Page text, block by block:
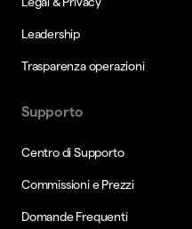
Leadership
Trasparenza operazioni
Supporto
Centro di Supporto
Commissioni e Prezzi
Domande Frequenti